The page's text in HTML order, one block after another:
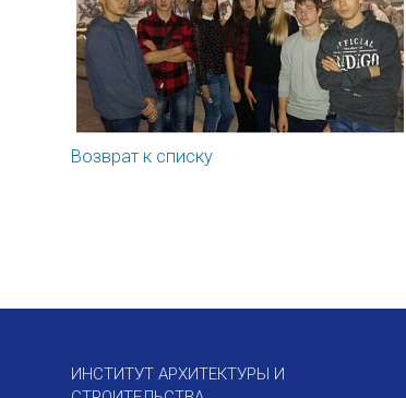
Возврат к списку
ИНСТИТУТ АРХИТЕКТУРЫ И